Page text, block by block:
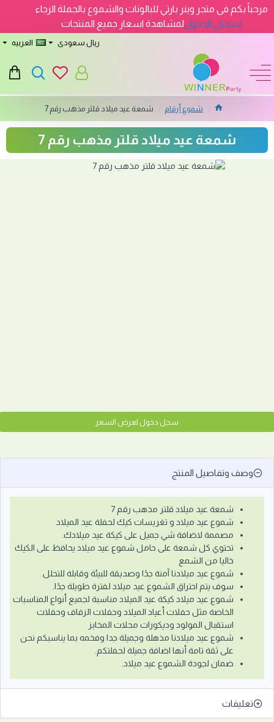
مرحباً بكم فى متجر وينر بارتي للبالونات والشموع بالجملة الرجاء
تسجيل الدخوللمشاهدة اسعار جميع المنتجات
ريال سعودى العربيه
شموع أرقام شمعة عيد ميلاد قلتر مذهب رقم 7
شمعة عيد ميلاد قلتر مذهب رقم 7
سجل دخول لعرض السعر
وصف وتفاصيل المنتج
شمعة عيد ميلاد قلتر مذهب رقم 7
شموع عيد ميلاد و تغريسات كيك لحفلة عيد الميلاد
مصممة لاضافة شي جميل على كيكة عيد ميلادك.
تحتوي كل شمعة على حامل شموع عيد ميلاد يحافظ على الكيك
خاليا من الشمع
شموع عيد ميلادنا آمنة جدًا وصديقة للبيئة وقابلة للتحلل.
سوف يتم احتراق الشموع عيد ميلاد لفترة طويلة جدًا.
شموع عيد ميلاد كيكة عيد الميلاد مناسبة لجميع أنواع المناسبات
الخاصة مثل حفلات أعياد الميلاد وحفلات الزفاف وحفلات
استقبال المولود وديكورات محلات المخابز
شموع عيد ميلادنا مذهلة وجميلة جدا وفخمه بما يناسبكم نحن
على ثقة تامة أنها اضافة جميلة لحفلتكم.
ضمان لجودة الشموع عيد ميلاد.
تعليقات